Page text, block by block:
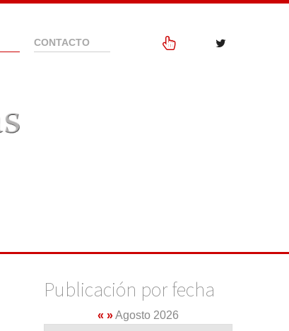
CONTACTO
Publicación por fecha
« »Agosto 2026